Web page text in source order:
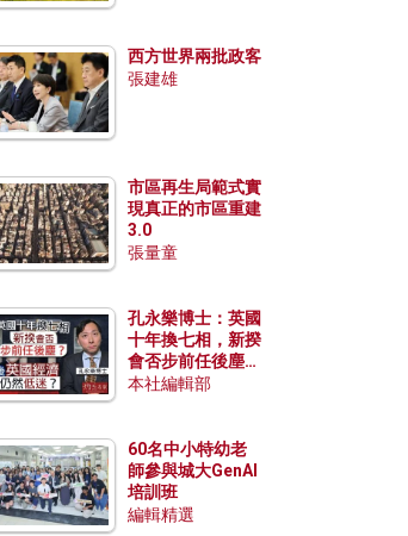
西方世界兩批政客
張建雄
市區再生局範式實
現真正的市區重建
3.0
張量童
孔永樂博士：英國
十年換七相，新揆
會否步前任後塵？
脫歐後英國經濟為
本社編輯部
60名中小特幼老
師參與城大GenAI
培訓班
編輯精選